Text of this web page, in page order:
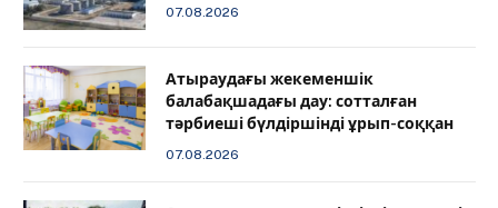
07.08.2026
Атыраудағы жекеменшік
балабақшадағы дау: сотталған
тәрбиеші бүлдіршінді ұрып-соққан
07.08.2026